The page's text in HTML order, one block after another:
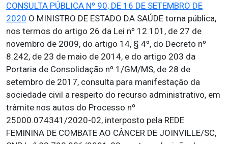
CONSULTA PÚBLICA Nº 90, DE 16 DE SETEMBRO DE
2020 O MINISTRO DE ESTADO DA SAÚDE torna pública,
nos termos do artigo 26 da Lei nº 12.101, de 27 de
novembro de 2009, do artigo 14, § 4º, do Decreto nº
8.242, de 23 de maio de 2014, e do artigo 203 da
Portaria de Consolidação nº 1/GM/MS, de 28 de
setembro de 2017, consulta para manifestação da
sociedade civil a respeito do recurso administrativo, em
trâmite nos autos do Processo nº
25000.074341/2020-02, interposto pela REDE
FEMININA DE COMBATE AO CÂNCER DE JOINVILLE/SC,